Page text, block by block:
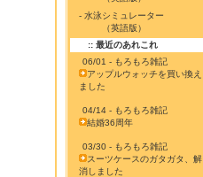
- 水泳シミュレーター
（英語版）
:: 最近のあれこれ
06/01 - もろもろ雑記
アップルウォッチを買い換え
ました
04/14 - もろもろ雑記
結婚36周年
03/30 - もろもろ雑記
スーツケースのガタガタ、解
消しました